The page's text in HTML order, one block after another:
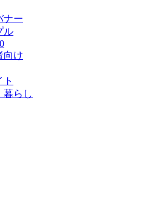
ナー
ル
向け
ト
暮らし